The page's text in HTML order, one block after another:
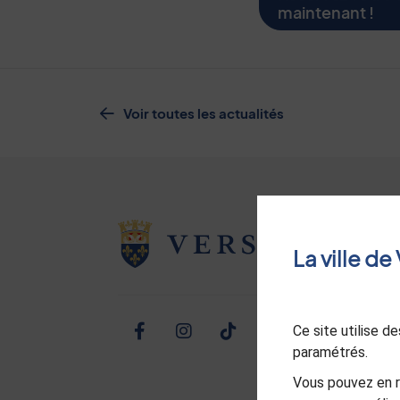
maintenant !
Voir toutes les actualités
Facebook
Instagram
TikTokTwitter
La ville
Ce site utilise
paramétrés.
Vous pouvez en